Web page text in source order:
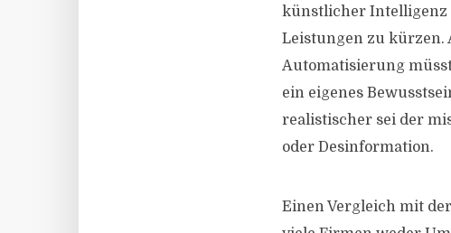
künstlicher Intelligenz
Leistungen zu kürzen.
Automatisierung
ein eigenes
realistischer sei der
oder Desinformation.
Einen Vergleich mit